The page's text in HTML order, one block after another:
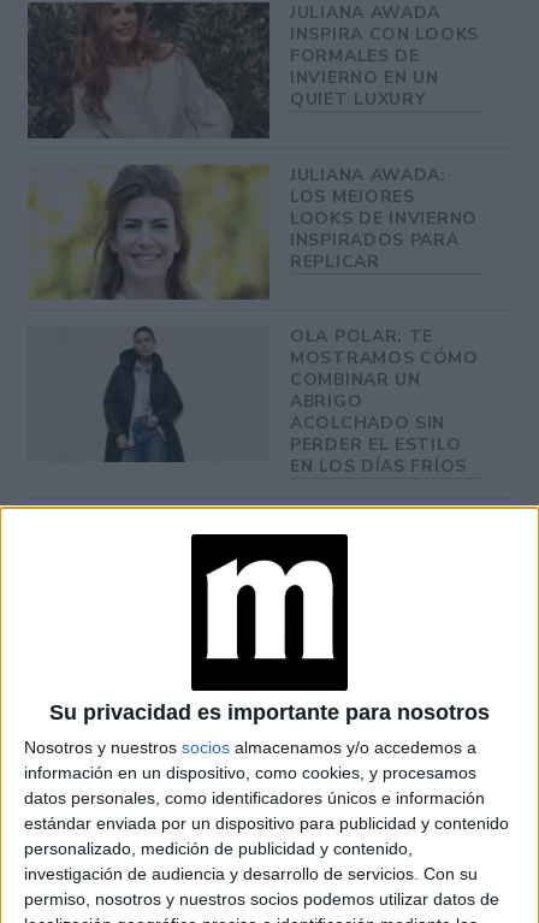
Su privacidad es importante para nosotros
Nosotros y nuestros socios almacenamos y/o accedemos a
información en un dispositivo, como cookies, y procesamos
datos personales, como identificadores únicos e información
estándar enviada por un dispositivo para publicidad y contenido
personalizado, medición de publicidad y contenido,
investigación de audiencia y desarrollo de servicios. Con su
permiso, nosotros y nuestros socios podemos utilizar datos de
JULIANA AWADA
INSPIRA CON LOOKS
FORMALES DE
INVIERNO EN UN
QUIET LUXURY
JULIANA AWADA:
LOS MEJORES
LOOKS DE INVIERNO
INSPIRADOS PARA
REPLICAR
OLA POLAR: TE
MOSTRAMOS CÓMO
COMBINAR UN
ABRIGO
ACOLCHADO SIN
PERDER EL ESTILO
EN LOS DÍAS FRÍOS
SER TENDENCIA EN
OTOÑO
Son opiniones divididas las de los fanáticos de la
logomanía y los amantes del lujo silencioso. Si se tiene
una prenda básica, optar por las tradicionales prendas con
logos pequeños o invisibles, le dará un toque deelegancia
BALANCE